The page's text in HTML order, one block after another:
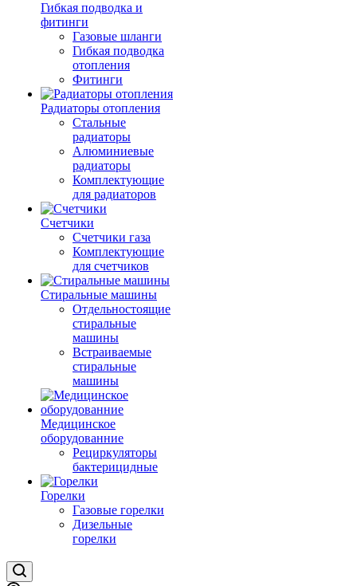
Гибкая подводка и
фитинги
Газовые шланги
Гибкая подводка
отопления
Фитинги
Радиаторы отопления
Стальные
радиаторы
Алюминиевые
радиаторы
Комплектующие
для радиаторов
Счетчики
Счетчики газа
Комплектующие
для счетчиков
Стиральные машины
Отдельностоящие
стиральные
машины
Встраиваемые
стиральные
машины
Медицинское
оборудованние
Рециркуляторы
бактерицидные
Горелки
Газовые горелки
Дизельные
горелки